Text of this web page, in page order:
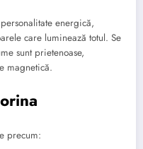
energică,
care luminează totul. Se
sunt prietenoase,
magnetică.
precum: